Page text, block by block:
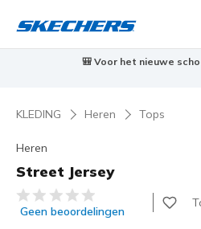
🎒 Voor het nieuwe
KLEDING Heren Tops
Heren
Street Jersey
4,9 van de 5 klantbeoordelingen
Geen beoordelingen